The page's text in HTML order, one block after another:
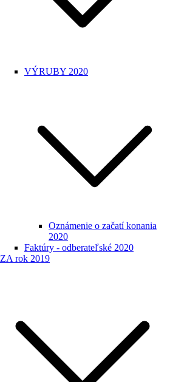
VÝRUBY 2020
Oznámenie o začatí konania
2020
Faktúry - odberateľské 2020
ZA rok 2019